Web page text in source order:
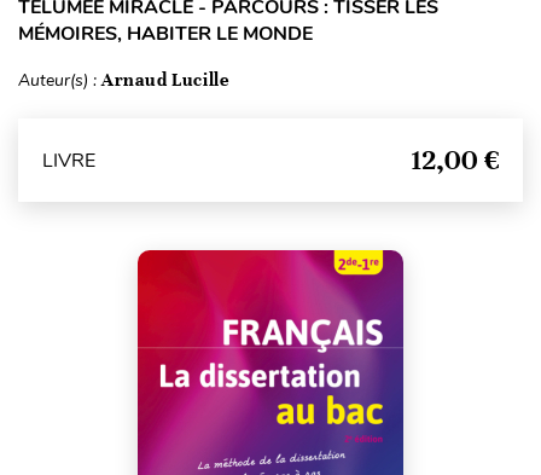
TÉLUMÉE MIRACLE - PARCOURS : TISSER LES
MÉMOIRES, HABITER LE MONDE
Auteur(s) :Arnaud Lucille
LIVRE 12,00 €